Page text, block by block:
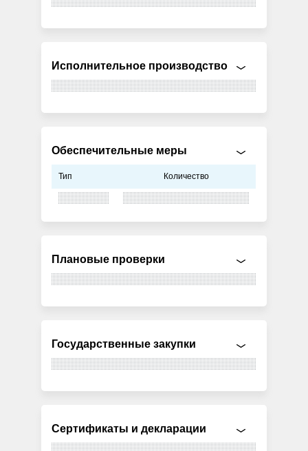
Исполнительное производство
Обеспечительные меры
Тип Количество
Плановые проверки
Государственные закупки
Сертификаты и декларации